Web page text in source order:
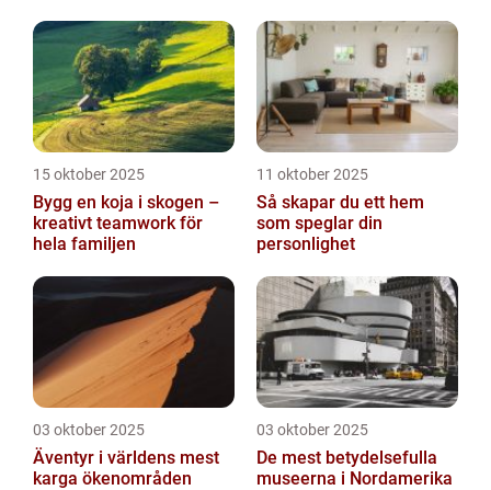
15 oktober 2025
Bygg en koja i skogen –
kreativt teamwork för
hela familjen
11 oktober 2025
Så skapar du ett hem
som speglar din
personlighet
03 oktober 2025
Äventyr i världens mest
karga ökenområden
03 oktober 2025
De mest betydelsefulla
museerna i Nordamerika